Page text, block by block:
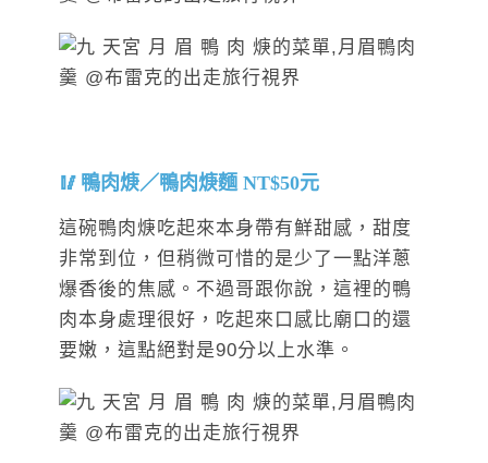
鴨肉焿／鴨肉焿麵 NT$50元
這碗鴨肉焿吃起來本身帶有鮮甜感，甜度
非常到位，但稍微可惜的是少了一點洋蔥
爆香後的焦感。不過哥跟你說，這裡的鴨
肉本身處理很好，吃起來口感比廟口的還
要嫩，這點絕對是90分以上水準。